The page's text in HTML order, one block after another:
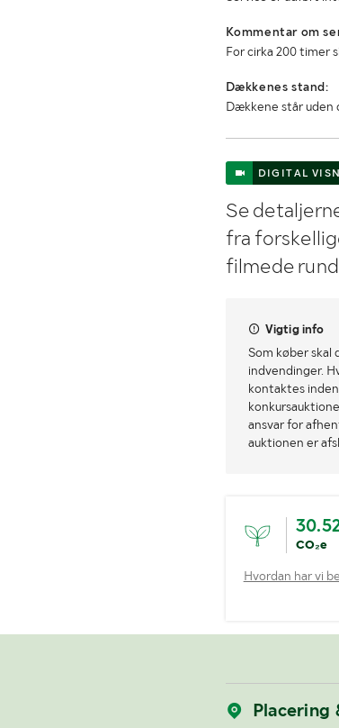
Kommentar om
For cirka 200 timer
Dækkenes stand:
Dækkene står uden
DIGITAL
Se
fra
filmede
Vigtig info
Som køber
indvendinger.
kontaktes
ansvar for
auktionen er
CO₂e
Hvordan har vi
Placering